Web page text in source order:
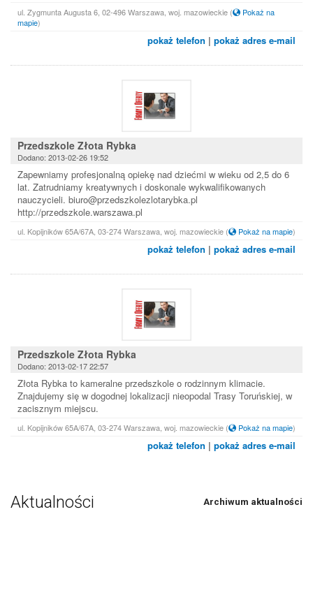
ul. Zygmunta Augusta 6, 02-496 Warszawa, woj. mazowieckie (
Pokaż na
mapie)
pokaż telefon | pokaż adres e-mail
Przedszkole Złota Rybka
Dodano: 2013-02-26 19:52
Zapewniamy profesjonalną opiekę nad dziećmi w wieku od 2,5 do 6
lat. Zatrudniamy kreatywnych i doskonale wykwalifikowanych
nauczycieli. biuro@przedszkolezlotarybka.pl
http://przedszkole.warszawa.pl
ul. Kopijników 65A/67A, 03-274 Warszawa, woj. mazowieckie ( Pokaż na mapie)
pokaż telefon | pokaż adres e-mail
Przedszkole Złota Rybka
Dodano: 2013-02-17 22:57
Złota Rybka to kameralne przedszkole o rodzinnym klimacie.
Znajdujemy się w dogodnej lokalizacji nieopodal Trasy Toruńskiej, w
zacisznym miejscu.
ul. Kopijników 65A/67A, 03-274 Warszawa, woj. mazowieckie ( Pokaż na mapie)
pokaż telefon | pokaż adres e-mail
Aktualności Archiwum aktualności